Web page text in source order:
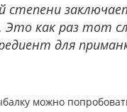
степени
как раз тот
для
можно